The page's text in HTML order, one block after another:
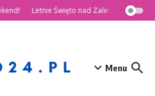
Letnie Święto nad Zalewem Słup
Menu